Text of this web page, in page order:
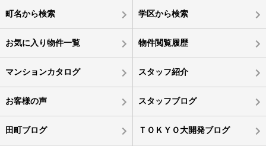
町名から検索 学区から検索
お気に入り物件一覧 物件閲覧履歴
マンションカタログ スタッフ紹介
お客様の声 スタッフブログ
田町ブログ ＴＯＫＹＯ大開発ブログ